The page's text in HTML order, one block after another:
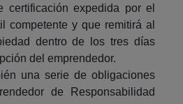
certificación expedida por el
competente y que remitirá al
dentro de los tres días
del emprendedor.
una serie de obligaciones
de Responsabilidad